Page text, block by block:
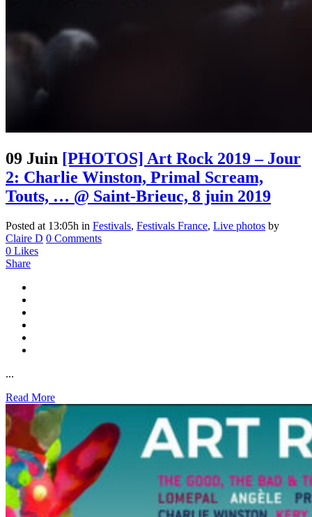
09 Juin [PHOTOS] Art Rock 2019 – Jour
2: Charlie Winston, Primal Scream,
Touts, … @ Saint-Brieuc, 8 juin 2019
Posted at 13:05h in Festivals, Festivals France, Live photos by
Claire D 0 Comments
0 Likes
Share
...
Read More